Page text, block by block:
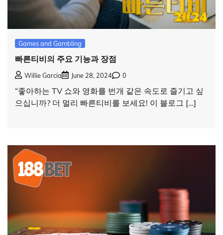
Games and Gambling
빠른티비의 주요 기능과 장점
Willie Garcia June 28, 2024 0
“좋아하는 TV 쇼와 영화를 번개 같은 속도로 즐기고 싶
으십니까? 더 멀리 빠른티비를 보세요! 이 블로그 […]